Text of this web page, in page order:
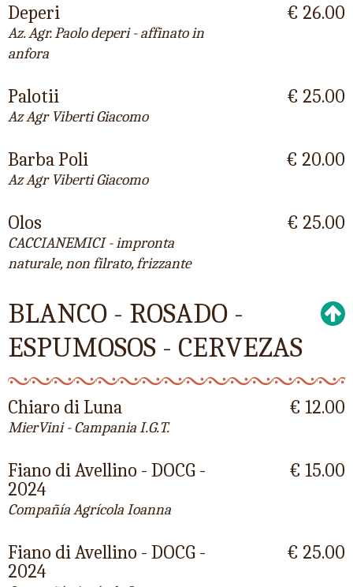
Deperi
Az. Agr. Paolo deperi - affinato in
anfora
€ 26.00
Palotii
Az Agr Viberti Giacomo
€ 25.00
Barba Poli
Az Agr Viberti Giacomo
€ 20.00
Olos
CACCIANEMICI - impronta
naturale, non filrato, frizzante
€ 25.00
BLANCO - ROSADO -
ESPUMOSOS - CERVEZAS
Chiaro di Luna
MierVini - Campania I.G.T.
€ 12.00
Fiano di Avellino - DOCG -
2024
Compañía Agrícola Ioanna
€ 15.00
Fiano di Avellino - DOCG -
2024
€ 25.00